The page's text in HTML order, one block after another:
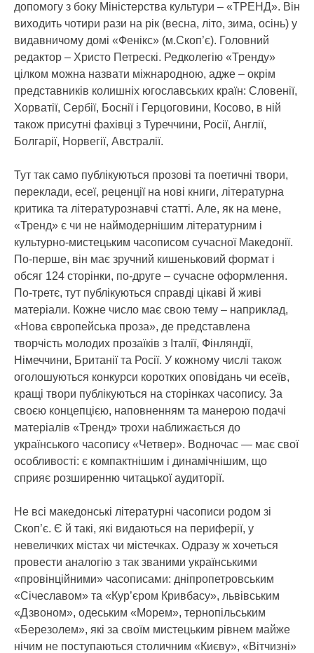
допомогу з боку Міністерства культури – «ТРЕНД». Він
виходить чотири рази на рік (весна, літо, зима, осінь) у
видавничому домі «Фенікс» (м.Скоп’є). Головний
редактор – Христо Петрескі. Редколегію «Тренду»
цілком можна назвати міжнародною, адже – окрім
представників колишніх югославських країн: Словенії,
Хорватії, Сербії, Боснії і Герцоговини, Косово, в ній
також присутні фахівці з Туреччини, Росії, Англії,
Болгарії, Норвегії, Австралії.
Тут так само публікуються прозові та поетичні твори,
переклади, есеї, реценції на нові книги, літературна
критика та літературознавчі статті. Але, як на мене,
«Тренд» є чи не наймодернішим літературним і
культурно-мистецьким часописом сучасної Македонії.
По-перше, він має зручний кишеньковий формат і
обсяг 124 сторінки, по-друге – сучасне оформлення.
По-третє, тут публікуються справді цікаві й живі
матеріали. Кожне число має свою тему – наприклад,
«Нова європейська проза», де представлена
творчість молодих прозаїків з Італії, Фінляндії,
Німеччини, Британії та Росії. У кожному числі також
оголошуються конкурси коротких оповідань чи есеїв,
кращі твори публікуються на сторінках часопису. За
своєю концепцією, наповненням та манерою подачі
матеріалів «Тренд» трохи наближається до
українського часопису «Четвер». Водночас — має свої
особливості: є компактнішим і динамічнішим, що
сприяє розширенню читацької аудиторії.
Не всі македонські літературні часописи родом зі
Скоп’є. Є й такі, які видаються на периферії, у
невеличких містах чи містечках. Одразу ж хочеться
провести аналогію з так званими українськими
«провінційними» часописами: дніпропетровським
«Січеславом» та «Кур’єром Кривбасу», львівським
«Дзвоном», одеським «Морем», тернопільським
«Березолем», які за своїм мистецьким рівнем майже
нічим не поступаються столичним «Києву», «Вітчизні»